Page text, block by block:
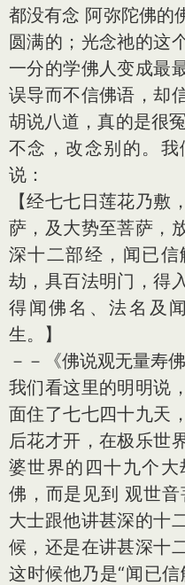
都没有念 阿弥陀佛的
圆满的；光念祂的这
一分的学佛人变成最
误导而不信佛语，却
胡说八道，真的是很
不念，改念别的。
说：
【经七七日莲花乃敷
萨，及大势至菩萨，
深十二部经，闻已
劫，具百法明门，得
得闻佛名、法名及
生。】
－－《佛说观无量寿
我们看这里的明明说
面住了七七四十九天
后花才开，在极乐世
婆世界的四十九个大
佛，而是见到 观世
大士跟他讲甚深的十
候，还是在讲甚深十
这时候他乃是“闻已